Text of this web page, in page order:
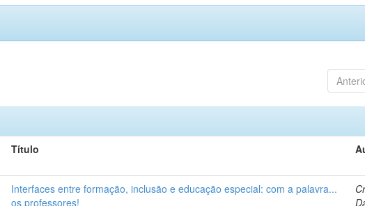
Título
Interfaces entre formação, inclusão e educação especial: com a palavra...
os professores!